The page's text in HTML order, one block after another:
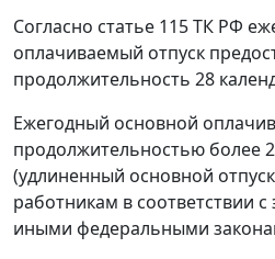
Согласно статье 115ТК РФ
оплачиваемый отпуск
продолжительность 28
Ежегодный основной
продолжительностью более
(удлиненный основной
работникам в соответствии с
иными федеральными